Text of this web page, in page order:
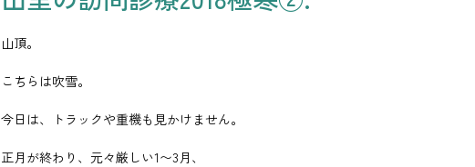
山頂。
こちらは吹雪。
今日は、トラックや重機も見かけません。
正月が終わり、元々厳しい1〜3月、